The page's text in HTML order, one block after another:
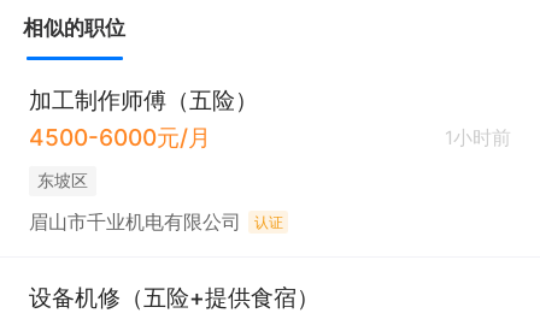
相似的职位
加工制作师傅（五险）
4500-6000元/月
1小时前
东坡区
眉山市千业机电有限公司 认证
设备机修（五险+提供食宿）